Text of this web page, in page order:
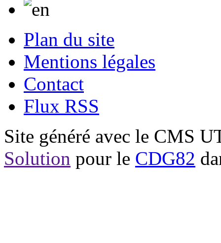
Plan du site
Mentions légales
Contact
Flux RSS
Site généré avec le CMS
Solution pour le CDG82